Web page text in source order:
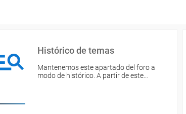
Histórico de temas
Mantenemos este apartado del foro a
modo de histórico. A partir de este…